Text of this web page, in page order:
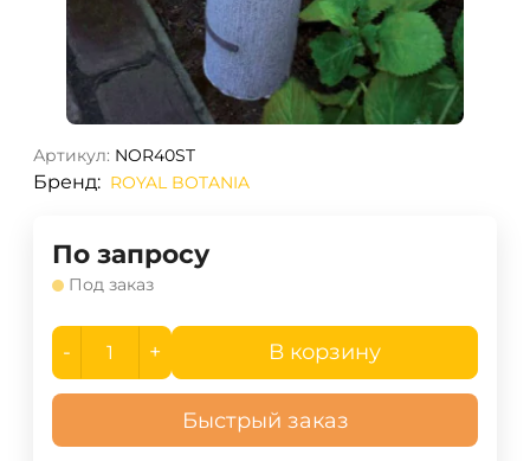
Артикул: NOR40ST
Бренд: ROYAL BOTANIA
По запросу
Под заказ
- + В корзину
Быстрый заказ